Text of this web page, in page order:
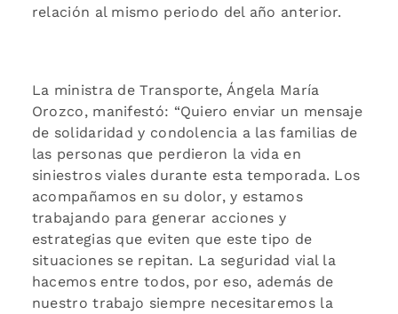
relación al mismo periodo del año anterior.
La ministra de Transporte, Ángela María
Orozco, manifestó: “Quiero enviar un mensaje
de solidaridad y condolencia a las familias de
las personas que perdieron la vida en
siniestros viales durante esta temporada. Los
acompañamos en su dolor, y estamos
trabajando para generar acciones y
estrategias que eviten que este tipo de
situaciones se repitan. La seguridad vial la
hacemos entre todos, por eso, además de
nuestro trabajo siempre necesitaremos la